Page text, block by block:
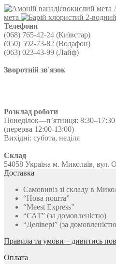
мета
Телефони
(068) 765-42-24 (Київстар)
(050) 592-73-82 (Водафон)
(063) 023-43-99 (Лайф)
Зворотній зв'язок
Розклад роботи
Понеділок—п’ятниця: 8:30–17:30
(перерва 12:00-13:00)
Вихідні: субота, неділя
Склад
54058 Україна м. Миколаїв, вул.
Доставка
Самовивіз зі складу в
“Нова пошта”
“Meest Express”
“САТ” (за домовленістю)
“Делівері” (за
Правила та умови – дивитись
Оплата